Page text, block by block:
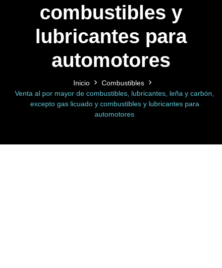
combustibles y
lubricantes para
automotores
Inicio
Combustibles
Venta al por mayor de combustibles, lubricantes, leña y carbón,
excepto gas licuado y combustibles y lubricantes para
automotores